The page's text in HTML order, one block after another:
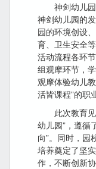
神剑幼儿
神剑幼儿园的
园的环境创设
育、卫生安全
活动流程各环
组观摩环节，
观摩体验幼儿
活皆课程”的职
此次教育
幼儿园”，遵循
向”。同时，园
培养奠定了坚
作，不断创新